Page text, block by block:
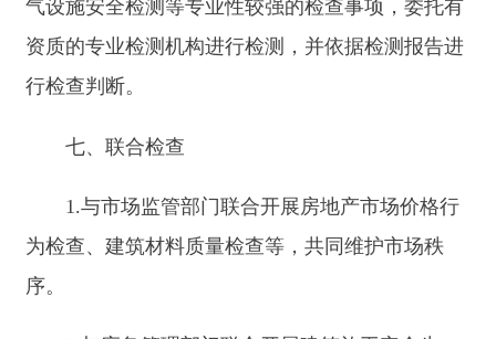
1.资质资格检查：核查建筑企业、勘察设计企
业、工程监理企业等是否具备相应资质证书，证书
册建筑师、注册监理工程师等）是否满足资质标准
2.招投标行为检查：检查工程项目招投标过程
是否存在围标串标、弄虚作假、规避招标等违法违